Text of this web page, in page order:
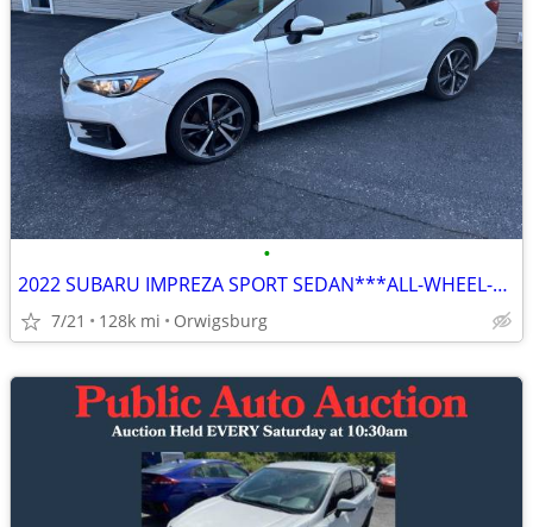
•
2022 SUBARU IMPREZA SPORT SEDAN***ALL-WHEEL-DRIVE***FULLY SERVICED!
7/21 128k mi Orwigsburg